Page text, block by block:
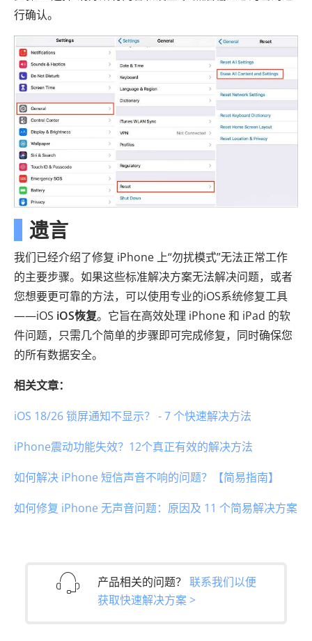
行确认。
遗言
我们已经介绍了修复 iPhone 上“勿扰模式”无法正常工作
的主要步骤。如果这些标准解决方案无法解决问题，或者
您想要更可靠的方法，可以使用专业的iOS系统修复工具
——iOS iOS恢复。它旨在高效处理 iPhone 和 iPad 的软
件问题，只需几个简单的步骤即可完成修复，同时确保您
的所有数据安全。
相关文章：
iOS 18/26 锁屏通知不显示？ - 7 个快速解决方法
iPhone震动功能失效？12个真正有效的解决方法
如何解决 iPhone 短信声音不响的问题？【简易指南】
如何修复 iPhone 无声音问题：原因及 11 个简易解决方案
产品相关的问题？ 联系我们以便
获取快速解决方案 >